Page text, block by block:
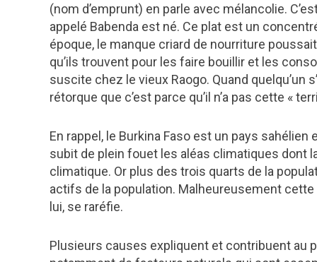
(nom d’emprunt) en parle avec mélancolie.
appelé Babenda est né. Ce plat est un
époque, le manque criard de nourriture
qu’ils trouvent pour les faire bouillir et les
suscite chez le vieux Raogo. Quand quelqu’un
rétorque que c’est parce qu’il n’a pas cette «
En rappel, le Burkina Faso est un pays
subit de plein fouet les aléas climatiques dont
climatique. Or plus des trois quarts de la
actifs de la population. Malheureusement
lui, se raréfie.
Plusieurs causes expliquent et contribuent au